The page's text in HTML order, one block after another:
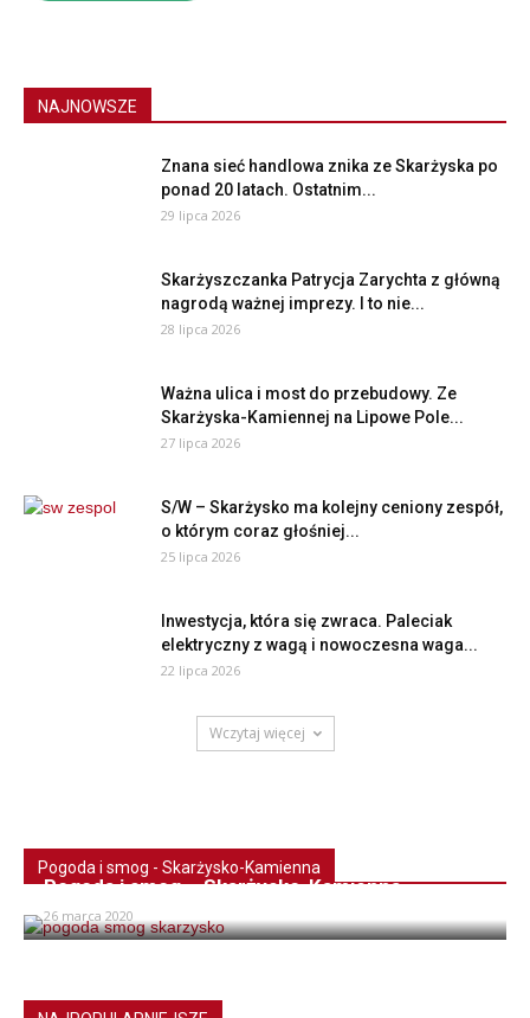
NAJNOWSZE
Znana sieć handlowa znika ze Skarżyska po
ponad 20 latach. Ostatnim...
29 lipca 2026
Skarżyszczanka Patrycja Zarychta z główną
nagrodą ważnej imprezy. I to nie...
28 lipca 2026
Ważna ulica i most do przebudowy. Ze
Skarżyska-Kamiennej na Lipowe Pole...
27 lipca 2026
S/W – Skarżysko ma kolejny ceniony zespół,
o którym coraz głośniej...
25 lipca 2026
Inwestycja, która się zwraca. Paleciak
elektryczny z wagą i nowoczesna waga...
22 lipca 2026
Wczytaj więcej
Pogoda i smog - Skarżysko-Kamienna
Pogoda i smog – Skarżysko-Kamienna
26 marca 2020